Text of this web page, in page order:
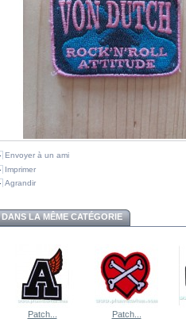
Envoyer à un ami
Imprimer
Agrandir
DANS LA MÊME CATÉGORIE
Patch... Patch...